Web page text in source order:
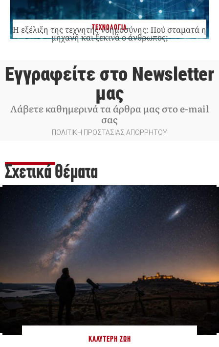
ΤΕΧΝΟΛΟΓΙΑ
Η εξέλιξη της τεχνητής νοημοσύνης: Πού σταματά η
μηχανή και ξεκινά ο άνθρωπος;
Εγγραφείτε στο Newsletter
μας
Λάβετε καθημερινά τα άρθρα μας στο e-mail
σας
ΠΟΛΙΤΙΚΗ ΠΡΟΣΤΑΣΙΑΣ ΑΠΟΡΡΗΤΟΥ
Σχετικά Θέματα
ΚΑΛΎΤΕΡΗ ΖΩΉ